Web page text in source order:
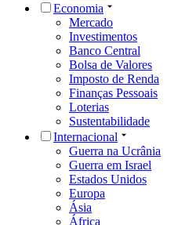
Economia
Mercado
Investimentos
Banco Central
Bolsa de Valores
Imposto de Renda
Finanças Pessoais
Loterias
Sustentabilidade
Internacional
Guerra na Ucrânia
Guerra em Israel
Estados Unidos
Europa
Ásia
África